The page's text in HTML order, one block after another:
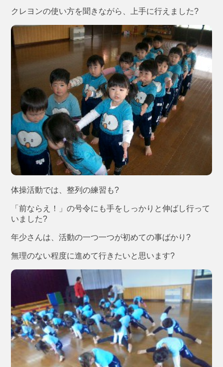
クレヨンの使い方を聞きながら、上手に行えました?
体操活動では、整列の練習も?
「前ならえ！」の号令にも手をしっかりと伸ばし行って
いました?
年少さんは、活動の一つ一つが初めての事ばかり?
無理のない程度に進めて行きたいと思います?